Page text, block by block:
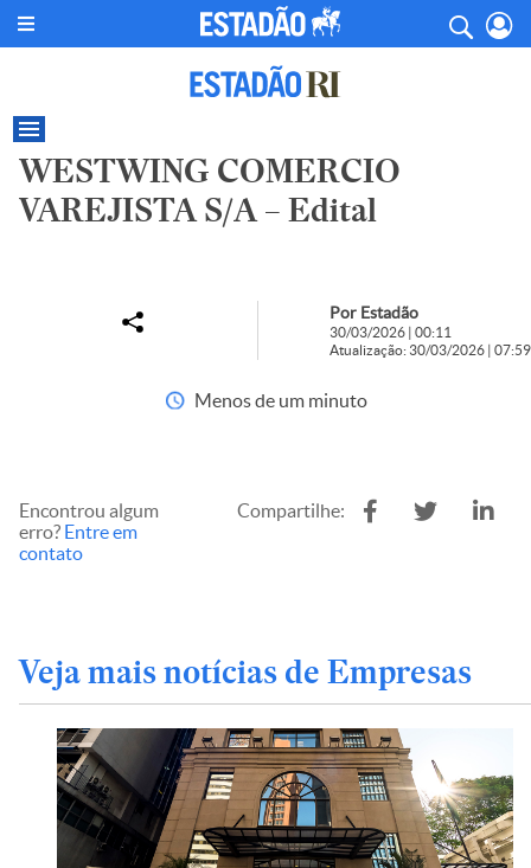
WESTWING COMERCIO
VAREJISTA S/A – Edital
Por Estadão
30/03/2026 | 00:11
Atualização: 30/03/2026 | 07:59
Menos de um minuto
Encontrou algum
erro? Entre em
contato
Compartilhe:
Veja mais notícias de Empresas